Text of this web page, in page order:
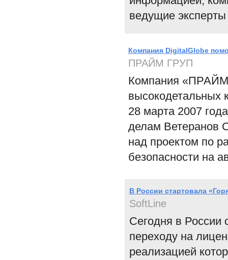
ведущие
Компания DigitalGlobe
ПРАЙМ ГРУП
Компания «ПРАЙМ
высокодетальных
28 марта 2007
делам Ветеранов
над проектом по
безопасности на
В России стартовала
SoftLine
Сегодня в России
переходу на
реализацией